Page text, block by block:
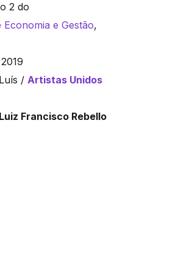
2 do
e Gestão,
/ Artistas Unidos
Luiz Francisco Rebello